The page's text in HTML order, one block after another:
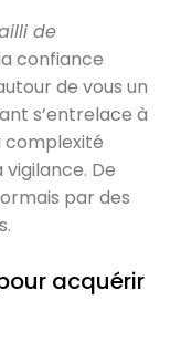
de
confiance
de vous un
s’entrelace à
complexité
De
par des
acquérir